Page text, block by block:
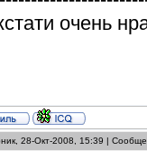
очень
28-Окт-2008, 15:39 |